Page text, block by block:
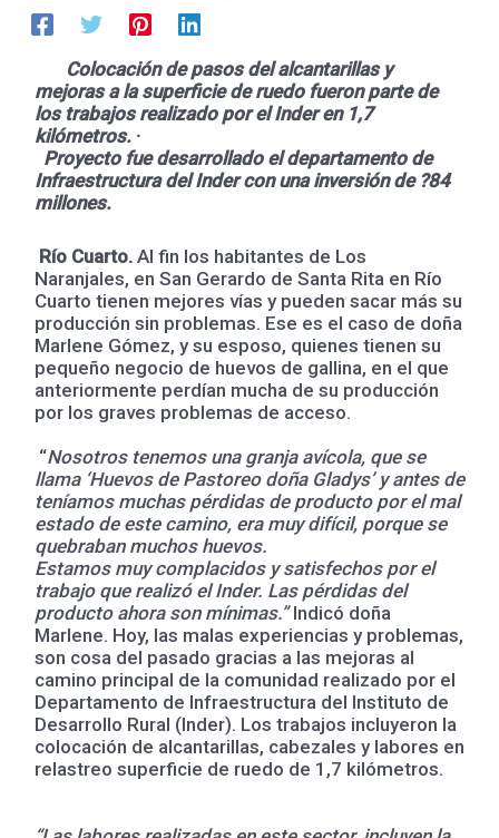
Colocación de pasos del alcantarillas y
mejoras a la superficie de ruedo fueron parte de
los trabajos realizado por el Inder en 1,7
kilómetros. ·
Proyecto fue desarrollado el departamento de
Infraestructura del Inder con una inversión de ?84
millones.
Río Cuarto. Al fin los habitantes de Los
Naranjales, en San Gerardo de Santa Rita en Río
Cuarto tienen mejores vías y pueden sacar más su
producción sin problemas. Ese es el caso de doña
Marlene Gómez, y su esposo, quienes tienen su
pequeño negocio de huevos de gallina, en el que
anteriormente perdían mucha de su producción
por los graves problemas de acceso.
“Nosotros tenemos una granja avícola, que se
llama ‘Huevos de Pastoreo doña Gladys’ y antes de
teníamos muchas pérdidas de producto por el mal
estado de este camino, era muy difícil, porque se
quebraban muchos huevos.
Estamos muy complacidos y satisfechos por el
trabajo que realizó el Inder. Las pérdidas del
producto ahora son mínimas.”Indicó doña
Marlene. Hoy, las malas experiencias y problemas,
son cosa del pasado gracias a las mejoras al
camino principal de la comunidad realizado por el
Departamento de Infraestructura del Instituto de
Desarrollo Rural (Inder). Los trabajos incluyeron la
colocación de alcantarillas, cabezales y labores en
relastreo superficie de ruedo de 1,7 kilómetros.